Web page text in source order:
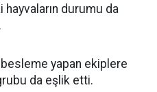
hayvaların durumu da
yapan ekiplere
da eşlik etti.